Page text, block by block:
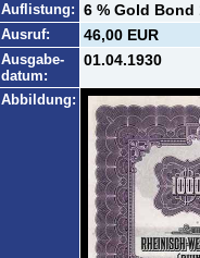
Auflistung: 6 % Gold Bond
Ausruf: 46,00 EUR
Ausgabe-
datum:
01.04.1930
Abbildung: